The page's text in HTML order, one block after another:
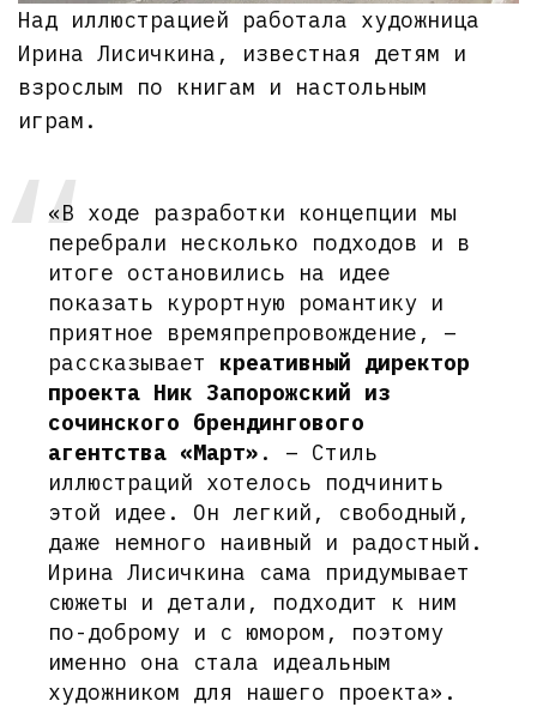
Над иллюстрацией работала художница
Ирина Лисичкина, известная детям и
взрослым по книгам и настольным
играм.
«В ходе разработки концепции мы
перебрали несколько подходов и в
итоге остановились на идее
показать курортную романтику и
приятное времяпрепровождение, –
рассказывает креативный директор
проекта Ник Запорожский из
сочинского брендингового
агентства «Март» . – Стиль
иллюстраций хотелось подчинить
этой идее. Он легкий, свободный,
даже немного наивный и радостный.
Ирина Лисичкина сама придумывает
сюжеты и детали, подходит к ним
по-доброму и с юмором, поэтому
именно она стала идеальным
художником для нашего проекта».